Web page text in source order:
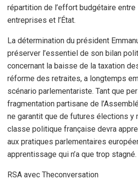
répartition de l’effort budgétaire
entreprises et l’État.
La détermination du président
préserver l’essentiel de son bilan
concernant la baisse de la taxation
réforme des retraites, a longtemps
scénario parlementariste. Tant que
fragmentation partisane de
ne garantit que de futures élections y
classe politique française devra
aux pratiques parlementaires
apprentissage qui n’a que trop stagné.
RSA avec Theconversation